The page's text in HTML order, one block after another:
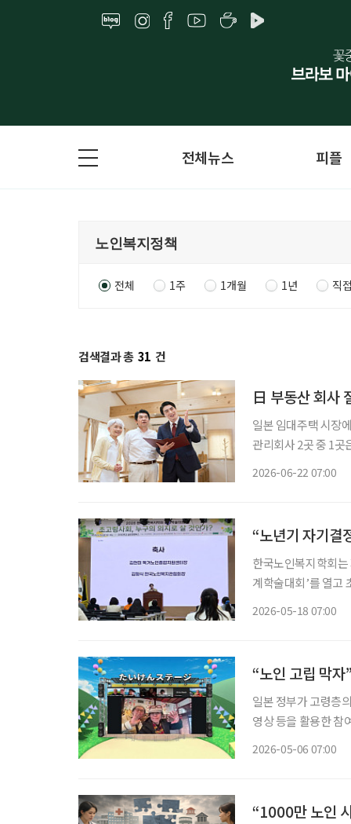
전체뉴스 피플
전체 1주 1개월 1년 직
검색결과 총 31 건
日 부동산 회사
일본 임대주택 시장
관리회사 2곳 중 1곳
2026-06-22 07:00
“노년기 자기결
한국노인복지학회
계학술대회’를 열고
2026-05-18 07:00
“노인 고립 막자
일본 정부가 고령층
영상 등을 활용한 참
2026-05-06 07:00
“1000만 노인